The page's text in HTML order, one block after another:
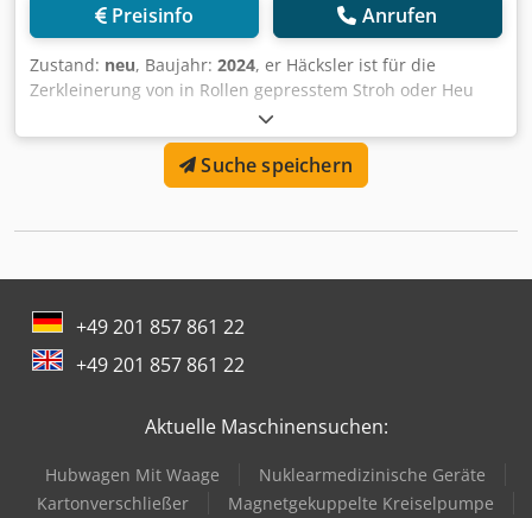
Preisinfo Anrufen
Zustand: neu, Baujahr: 2024, er Häcksler ist für die
Zerkleinerung von in Rollen gepresstem Stroh oder Heu
ausgelegt. In bestimmten Fällen ist es möglich,
quadratische oder rechteckige gepresste Bündel zu
zerkleinern, nachdem man die Genehmigung des
Herstellers eingeholt oder eine Prüfung durchgeführt hat.
Ausgang kann durch die Auswahl eines Siebs mit einem
Produktfraktion benötigt, ist ein feineres Sieb einzusetzen
und umgekehrt. Technische Daten des Shredders
Dcedjtnfuzopfx Aixjk Leistung: 500 - 1200 kg/h
Suche speichern
+49 201 857 861 22
+49 201 857 861 22
Aktuelle Maschinensuchen:
Hubwagen Mit Waage
Nuklearmedizinische Geräte
Kartonverschließer
Magnetgekuppelte Kreiselpumpe